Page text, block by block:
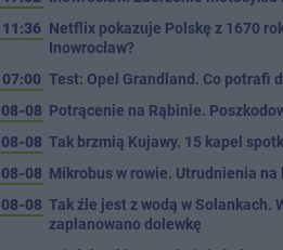
11:36 Netflix pokazuje Polskę z 1670
Inowrocław?
07:00 Test: Opel Grandland. Co potrafi
08-08 Potrącenie na Rąbinie.
08-08 Tak brzmią Kujawy. 15 kapel
08-08 Mikrobus w rowie. Utrudnienia na
08-08 Tak źle jest z wodą w Solankach.
zaplanowano dolewkę